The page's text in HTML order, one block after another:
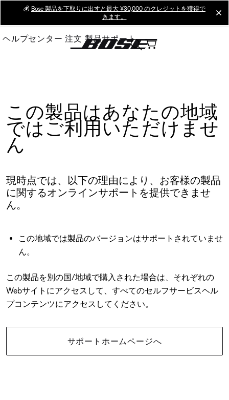
Main
💰 Bose 製品を下取りに出すと最大 ¥30,000 のクレジットを獲得で
きます。
ヘルプセンター 注文 製品サポート
この製品はあなたの地域
ではご利用いただけませ
ん
現時点では、以下の理由により、お客様の製品
に関するオンラインサポートを提供できませ
ん。
この地域では製品のバージョンはサポートされていませ
ん。
この製品を別の国/地域で購入された場合は、それぞれの
Webサイトにアクセスして、すべてのセルフサービスヘル
プコンテンツにアクセスしてください。
サポートホームページへ